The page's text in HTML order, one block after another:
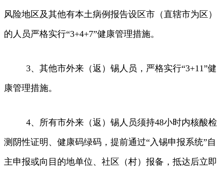
风险地区及其他有本土病例报告设区市（直辖市为区）
的人员严格实行“3+4+7”健康管理措施。
3、其他市外来（返）锡人员，严格实行“3+11”健
康管理措施。
4、所有市外来（返）锡人员须持48小时内核酸检
测阴性证明、健康码绿码，提前通过“入锡申报系统”自
主申报或向目的地单位、社区（村）报备，抵达后立即